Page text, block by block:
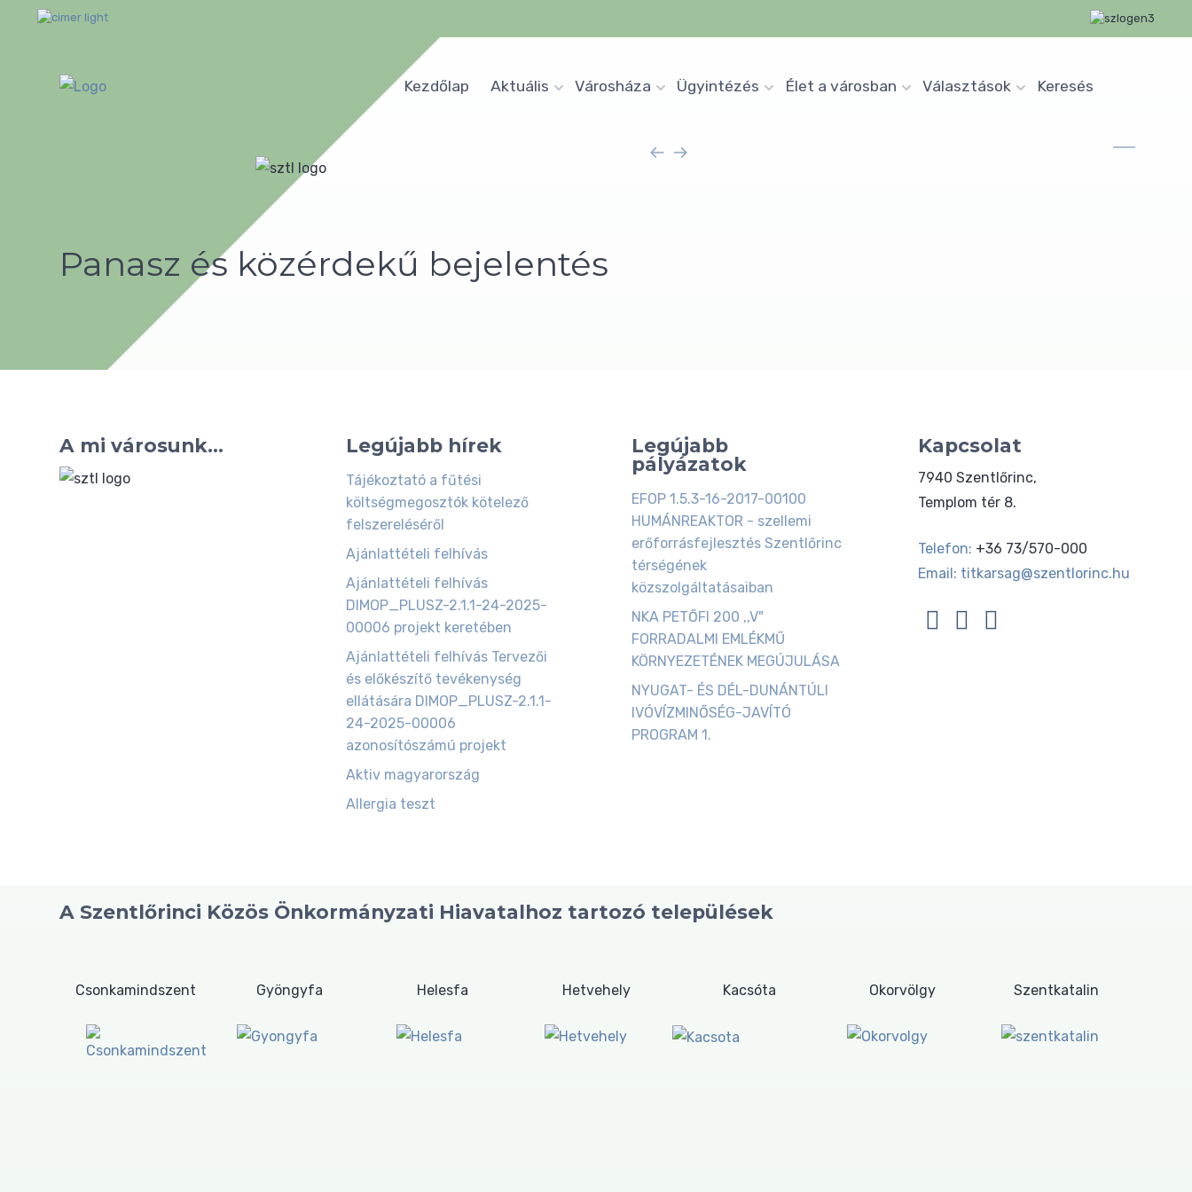
Kezdőlap Aktuális Városháza Ügyintézés Élet a városban Választások Keresés
Panasz és közérdekű bejelentés
A mi városunk... Legújabb hírek
Tájékoztató a fűtési
költségmegosztók kötelező
felszereléséről
Ajánlattételi felhívás
Ajánlattételi felhívás
DIMOP_PLUSZ-2.1.1-24-2025-
00006 projekt keretében
Ajánlattételi felhívás Tervezői
és előkészítő tevékenység
ellátására DIMOP_PLUSZ-2.1.1-
24-2025-00006
azonosítószámú projekt
Aktiv magyarország
Allergia teszt
Legújabb
pályázatok
EFOP 1.5.3-16-2017-00100
HUMÁNREAKTOR - szellemi
erőforrásfejlesztés Szentlőrinc
térségének
közszolgáltatásaiban
NKA PETŐFI 200 ,,V"
FORRADALMI EMLÉKMŰ
KÖRNYEZETÉNEK MEGÚJULÁSA
NYUGAT- ÉS DÉL-DUNÁNTÚLI
IVÓVÍZMINŐSÉG-JAVÍTÓ
PROGRAM 1.
Kapcsolat
7940 Szentlőrinc,
Templom tér 8.
Telefon: +36 73/570-000
Email: titkarsag@szentlorinc.hu
A Szentlőrinci Közös Önkormányzati Hiavatalhoz tartozó települések
Csonkamindszent Gyöngyfa Helesfa Hetvehely Kacsóta Okorvölgy Szentkatalin